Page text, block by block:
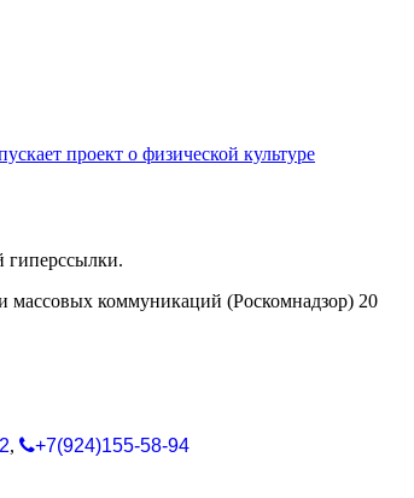
проект о физической культуре
гиперссылки.
массовых коммуникаций (Роскомнадзор) 20
,
+7(924)155-58-94